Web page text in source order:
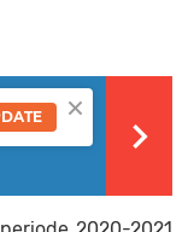
IAIN
×